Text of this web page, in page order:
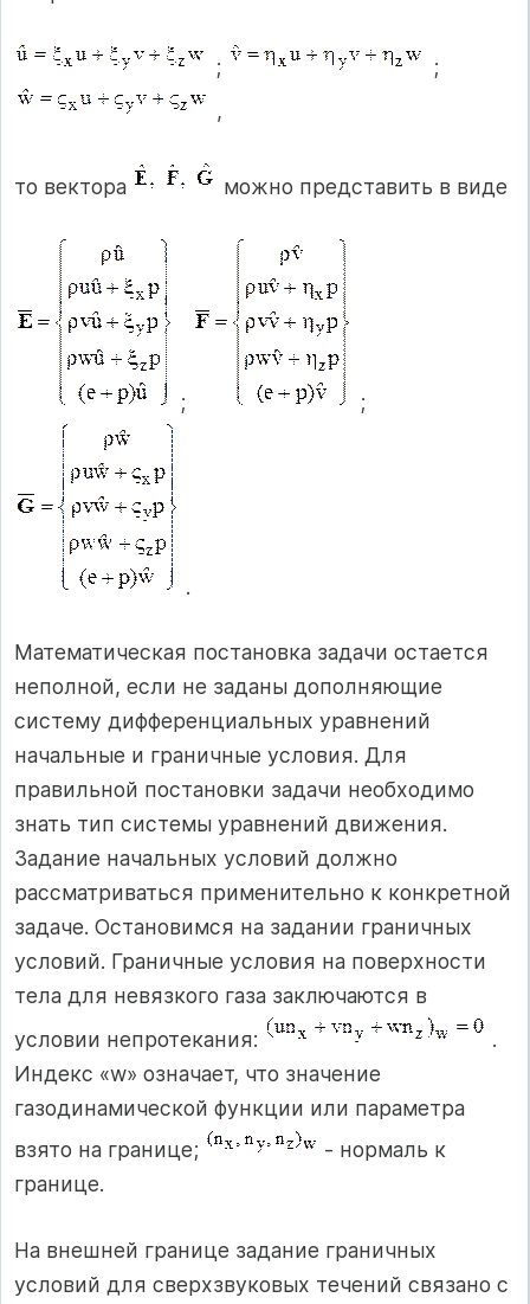
;
;
,
то вектора можно представить в виде
; ;
.
Математическая постановка задачи остается
неполной, если не заданы дополняющие
систему дифференциальных уравнений
начальные и граничные условия. Для
правильной постановки задачи необходимо
знать тип системы уравнений движения.
Задание начальных условий должно
рассматриваться применительно к конкретной
задаче. Остановимся на задании граничных
условий. Граничные условия на поверхности
тела для невязкого газа заключаются в
условии непротекания:
.
Индекс «w» означает, что значение
газодинамической функции или параметра
взято на границе;
- нормаль к
границе.
На внешней границе задание граничных
условий для сверхзвуковых течений связано с